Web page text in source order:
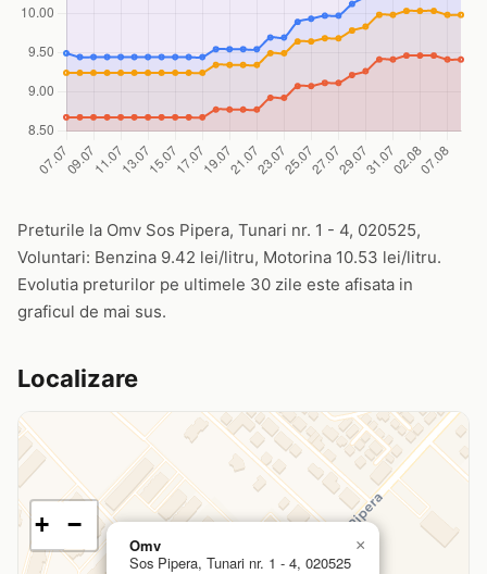
Preturile la Omv Sos Pipera, Tunari nr. 1 - 4, 020525,
Voluntari: Benzina 9.42 lei/litru, Motorina 10.53 lei/litru.
Evolutia preturilor pe ultimele 30 zile este afisata in
graficul de mai sus.
Localizare
Omv
Sos Pipera, Tunari nr. 1 - 4, 020525
×
+ −